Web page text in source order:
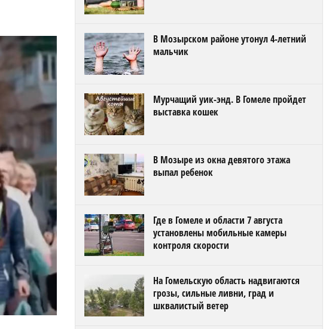
В Мозырском районе утонул 4-летний
мальчик
Мурчащий уик-энд. В Гомеле пройдет
выставка кошек
В Мозыре из окна девятого этажа
выпал ребенок
Где в Гомеле и области 7 августа
установлены мобильные камеры
контроля скорости
На Гомельскую область надвигаются
грозы, сильные ливни, град и
шквалистый ветер